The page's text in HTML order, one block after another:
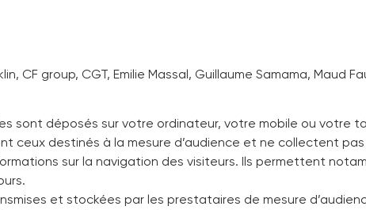
CF group, CGT, Emilie Massal, Guillaume Samama, Maud
sont déposés sur votre ordinateur, votre mobile ou votre
ceux destinés à la mesure d’audience et ne collectent
sur la navigation des visiteurs. Ils permettent
et stockées par les prestataires de mesure